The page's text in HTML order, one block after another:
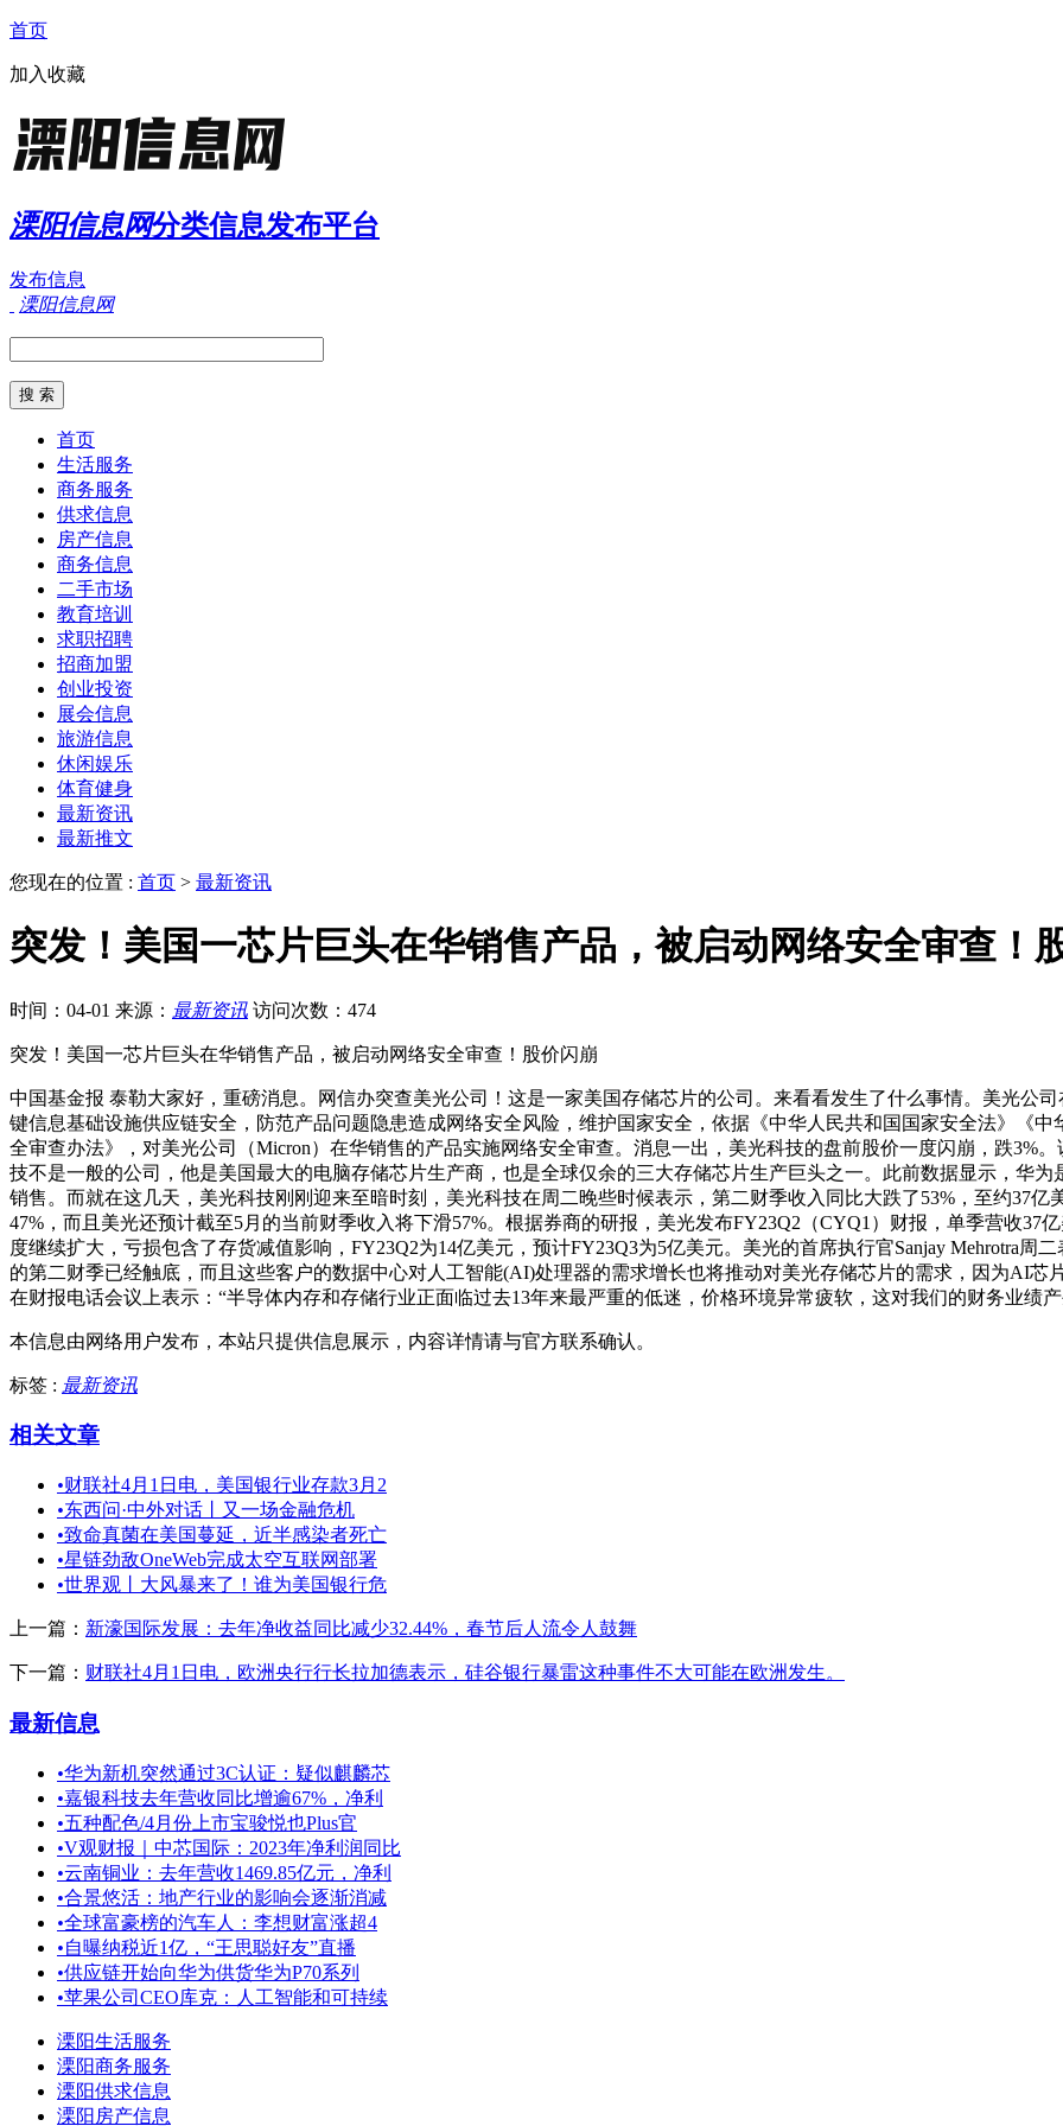
首页
加入收藏
溧阳信息网分类信息发布平台
发布信息
溧阳信息网
首页
生活服务
商务服务
供求信息
房产信息
商务信息
二手市场
教育培训
求职招聘
招商加盟
创业投资
展会信息
旅游信息
休闲娱乐
体育健身
最新资讯
最新推文
您现在的位置 : 首页 > 最新资讯
突发！美国一芯片巨头在华销售产品，被启动网络安全审查！
时间：04-01 来源： 最新资讯 访问次数：474
突发！美国一芯片巨头在华销售产品，被启动网络安全审查！股价闪崩
中国基金报 泰勒大家好，重磅消息。网信办突查美光公司！这是一家美国存储芯片的公司。来看看发生了什么事情。美光公
键信息基础设施供应链安全，防范产品问题隐患造成网络安全风险，维护国家安全，依据《中华人民共和国国家安全法》《
全审查办法》，对美光公司（Micron）在华销售的产品实施网络安全审查。消息一出，美光科技的盘前股价一度闪崩，跌3%
技不是一般的公司，他是美国最大的电脑存储芯片生产商，也是全球仅余的三大存储芯片生产巨头之一。此前数据显示，华
销售。而就在这几天，美光科技刚刚迎来至暗时刻，美光科技在周二晚些时候表示，第二财季收入同比大跌了53%，至约37
47%，而且美光还预计截至5月的当前财季收入将下滑57%。根据券商的研报，美光发布FY23Q2（CYQ1）财报，单季营收37
度继续扩大，亏损包含了存货减值影响，FY23Q2为14亿美元，预计FY23Q3为5亿美元。美光的首席执行官Sanjay Mehrotra周
的第二财季已经触底，而且这些客户的数据中心对人工智能(AI)处理器的需求增长也将推动对美光存储芯片的需求，因为AI芯
在财报电话会议上表示：“半导体内存和存储行业正面临过去13年来最严重的低迷，价格环境异常疲软，这对我们的财务业绩
本信息由网络用户发布， 本站只提供信息展示，内容详情请与官方联系确认。
标签 : 最新资讯
相关文章
•财联社4月1日电，美国银行业存款3月2
•东西问·中外对话丨又一场金融危机
•致命真菌在美国蔓延，近半感染者死亡
•星链劲敌OneWeb完成太空互联网部署
•世界观丨大风暴来了！谁为美国银行危
上一篇： 新濠国际发展：去年净收益同比减少32.44%，春节后人流令人鼓舞
下一篇： 财联社4月1日电，欧洲央行行长拉加德表示，硅谷银行暴雷这种事件不大可能在欧洲发生。
最新信息
•华为新机突然通过3C认证：疑似麒麟芯
•嘉银科技去年营收同比增逾67%，净利
•五种配色/4月份上市宝骏悦也Plus官
•V观财报｜中芯国际：2023年净利润同比
•云南铜业：去年营收1469.85亿元，净利
•合景悠活：地产行业的影响会逐渐消减
•全球富豪榜的汽车人：李想财富涨超4
•自曝纳税近1亿，“王思聪好友”直播
•供应链开始向华为供货华为P70系列
•苹果公司CEO库克：人工智能和可持续
溧阳生活服务
溧阳商务服务
溧阳供求信息
溧阳房产信息